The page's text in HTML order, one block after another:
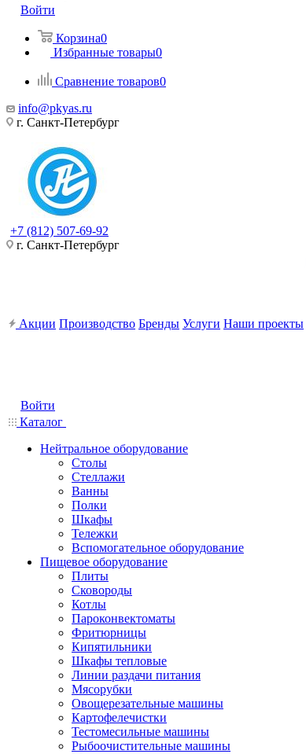
Войти
Корзина0
Избранные товары0
Сравнение товаров0
info@pkyas.ru
г. Санкт-Петербург
+7 (812) 507-69-92
г. Санкт-Петербург
Акции Производство Бренды Услуги Наши проекты
Войти
Каталог
Нейтральное оборудование
Столы
Стеллажи
Ванны
Полки
Шкафы
Тележки
Вспомогательное оборудование
Пищевое оборудование
Плиты
Сковороды
Котлы
Пароконвектоматы
Фритюрницы
Кипятильники
Шкафы тепловые
Линии раздачи питания
Мясорубки
Овощерезательные машины
Картофелечистки
Тестомесильные машины
Рыбоочистительные машины